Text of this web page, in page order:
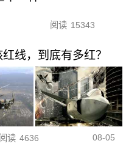
阅读 15343
线，到底有多红？
阅读 4636 08-05